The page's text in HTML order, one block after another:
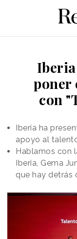
poner
con
Iberia ha
apoyo al
Hablamos con
Iberia, Gema
que hay detrás